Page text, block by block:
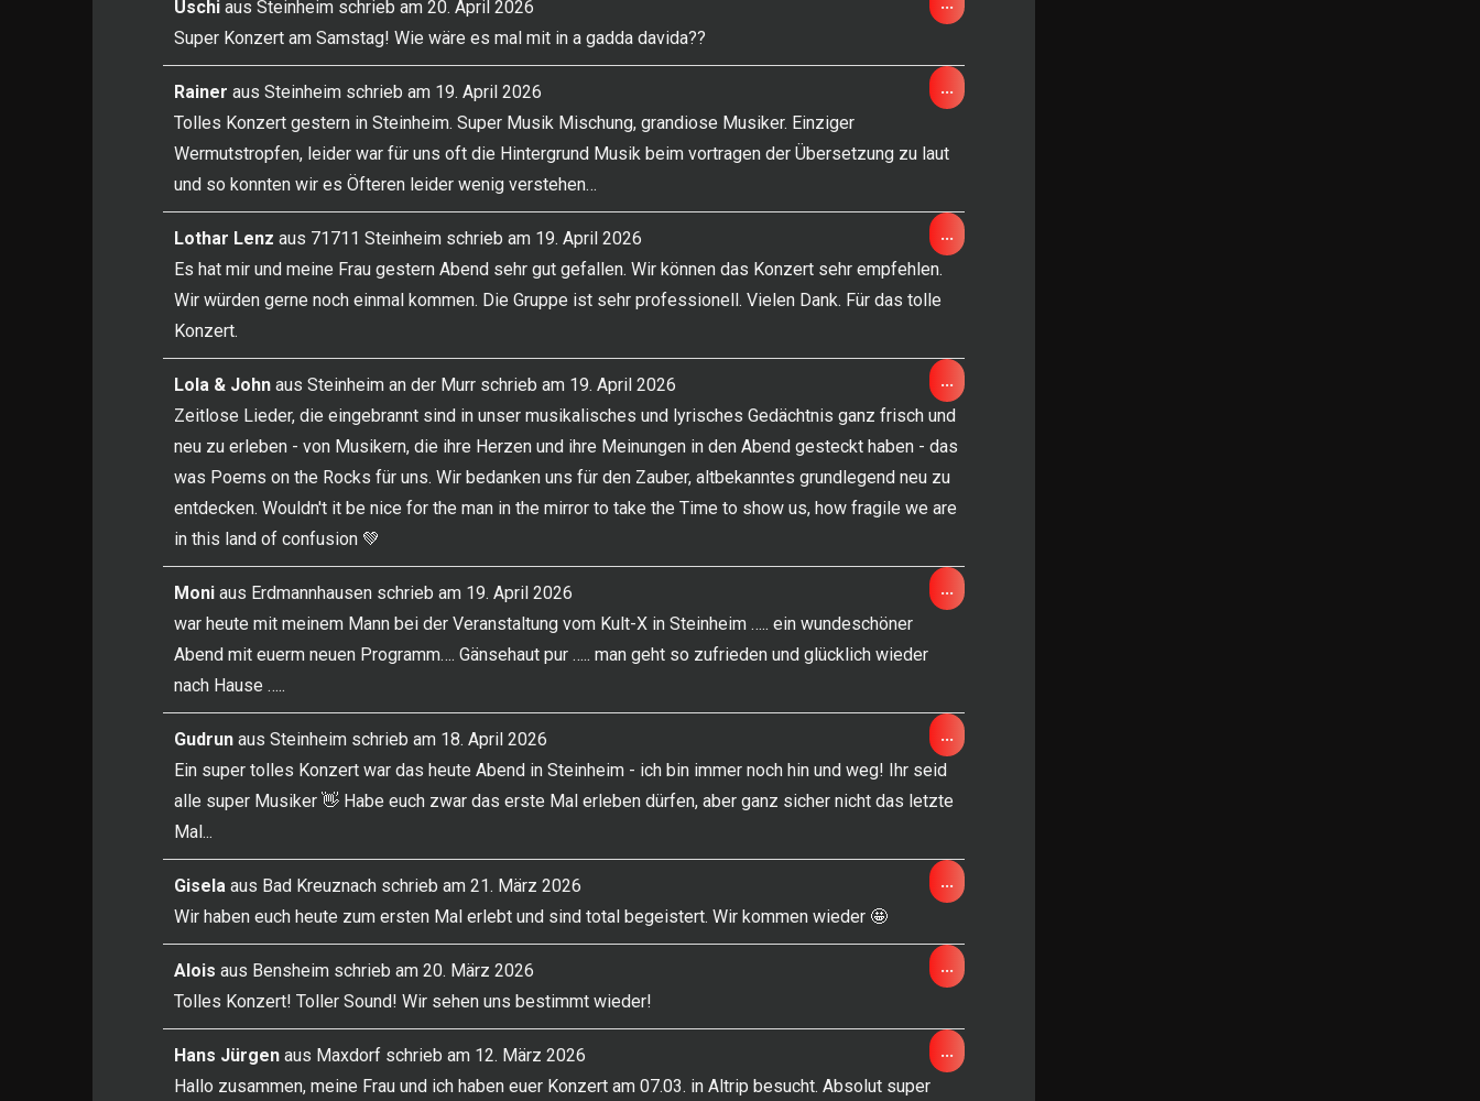
Uschi aus Steinheim schrieb am 20. April 2026
Super Konzert am Samstag! Wie wäre es mal mit in a gadda davida??
Metabox
Rainer aus Steinheim schrieb am 19. April 2026
Tolles Konzert gestern in Steinheim. Super Musik Mischung, grandiose Musiker. Einziger
Wermutstropfen, leider war für uns oft die Hintergrund Musik beim vortragen der Übersetzung zu laut
und so konnten wir es Öfteren leider wenig verstehen…
... Diese
Metabox
Lothar Lenz aus 71711 Steinheim schrieb am 19. April 2026
Es hat mir und meine Frau gestern Abend sehr gut gefallen. Wir können das Konzert sehr empfehlen.
Wir würden gerne noch einmal kommen. Die Gruppe ist sehr professionell. Vielen Dank. Für das tolle
Konzert.
... Diese
Metabox
Lola & John aus Steinheim an der Murr schrieb am 19. April 2026
Zeitlose Lieder, die eingebrannt sind in unser musikalisches und lyrisches Gedächtnis ganz frisch und
neu zu erleben - von Musikern, die ihre Herzen und ihre Meinungen in den Abend gesteckt haben - das
was Poems on the Rocks für uns. Wir bedanken uns für den Zauber, altbekanntes grundlegend neu zu
entdecken. Wouldn't it be nice for the man in the mirror to take the Time to show us, how fragile we are
in this land of confusion 💚
... Diese
Metabox
ein-/ausblenden.
Moni aus Erdmannhausen schrieb am 19. April 2026
war heute mit meinem Mann bei der Veranstaltung vom Kult-X in Steinheim ….. ein wundeschöner
Abend mit euerm neuen Programm…. Gänsehaut pur ….. man geht so zufrieden und glücklich wieder
nach Hause …..
... Diese
Metabox
Gudrun aus Steinheim schrieb am 18. April 2026
Ein super tolles Konzert war das heute Abend in Steinheim - ich bin immer noch hin und weg! Ihr seid
alle super Musiker 👋 Habe euch zwar das erste Mal erleben dürfen, aber ganz sicher nicht das letzte
Mal...
... Diese
Metabox
Gisela aus Bad Kreuznach schrieb am 21. März 2026
Wir haben euch heute zum ersten Mal erlebt und sind total begeistert. Wir kommen wieder 🤩
... Diese
Metabox
Alois aus Bensheim schrieb am 20. März 2026
Tolles Konzert! Toller Sound! Wir sehen uns bestimmt wieder!
... Diese
Metabox
Hans Jürgen aus Maxdorf schrieb am 12. März 2026
Hallo zusammen, meine Frau und ich haben euer Konzert am 07.03. in Altrip besucht. Absolut super
... Diese
Metabox